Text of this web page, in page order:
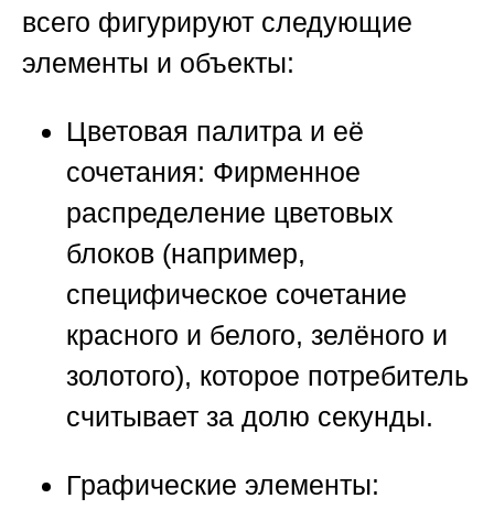
всего фигурируют следующие
элементы и объекты:
Цветовая палитра и её
сочетания: Фирменное
распределение цветовых
блоков (например,
специфическое сочетание
красного и белого, зелёного и
золотого), которое потребитель
считывает за долю секунды.
Графические элементы: